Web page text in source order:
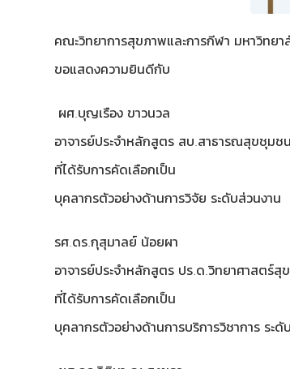
คณะวิทยาการสุขภาพและการกีฬา มหาวิทย
ขอแสดงความยินดีกับ
ผศ.บุญเรือง ขาวนวล
อาจารย์ประจำหลักสูตร สบ.สาธารณสุขชุมชน
ที่ได้รับการคัดเลือกเป็น
บุคลากรตัวอย่างด้านการวิจัย ระดับส่วนงาน
รศ.ดร.กุสุมาลย์ น้อยผา
อาจารย์ประจำหลักสูตร ปร.ด.วิทยาศาสตร์สุ
ที่ได้รับการคัดเลือกเป็น
บุคลากรตัวอย่างด้านการบริการวิชาการ ระดั